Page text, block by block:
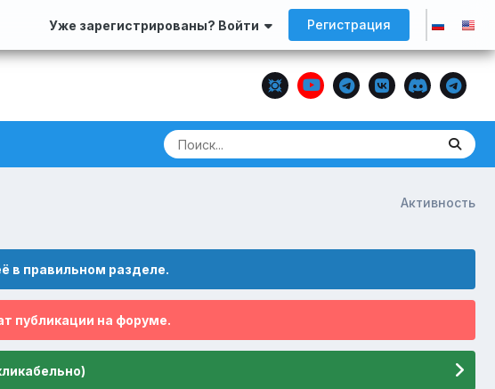
Уже зарегистрированы? Войти Регистрация
Активность
в правильном разделе.
публикации на форуме.